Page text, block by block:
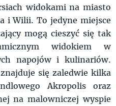
widokami na miasto
i Wilii. To jedyne miejsce
mogą cieszyć się tak
widokiem w
napojów i kulinariów.
się zaledwie kilka
Akropolis oraz
na malowniczej wyspie